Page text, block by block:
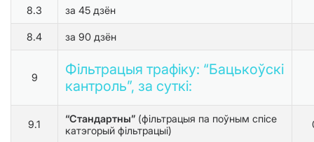
8.3 за 45 дзён
8.4 за 90 дзён
9
Фільтрацыя трафіку: “Бацькоўскі
кантроль”, за суткі:
9.1 “Стандартны” (фільтрацыя па поўным спісе
катэгорый фільтрацыі)